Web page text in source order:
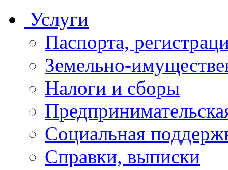
Услуги
Паспорта,
Земельно-
Налоги и сборы
Социальная
Справки, выписки